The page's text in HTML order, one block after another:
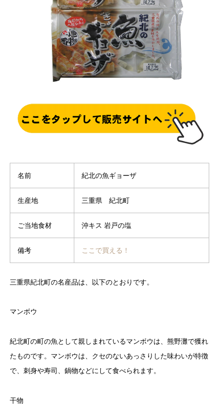
名前 紀北の魚ギョーザ
生産地 三重県 紀北町
ご当地食材 沖キス 岩戸の塩
備考 ここで買える！
三重県紀北町の名産品は、以下のとおりです。
マンボウ
紀北町の町の魚として親しまれているマンボウは、熊野灘で獲れ
たものです。マンボウは、クセのないあっさりした味わいが特徴
で、刺身や寿司、鍋物などにして食べられます。
干物